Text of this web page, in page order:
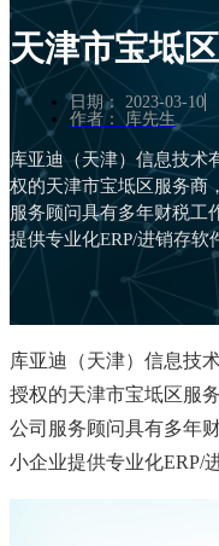
天津市宝坻
日期：
2023-03-10
作者：
库先生
库亚迪（天津）信息技术
权的天津市宝坻区服务商
服务顾问具有多年财税工
提供专业化ERP/进销存软
库亚迪（天津）信息技
授权的天津市宝坻区服
公司服务顾问具有多年
小企业提供专业化ERP/